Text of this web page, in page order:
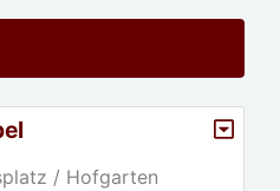
/ Hofgarten